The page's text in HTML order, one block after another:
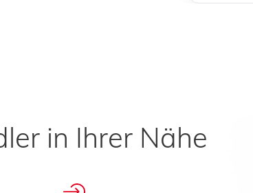
in Ihrer Nähe